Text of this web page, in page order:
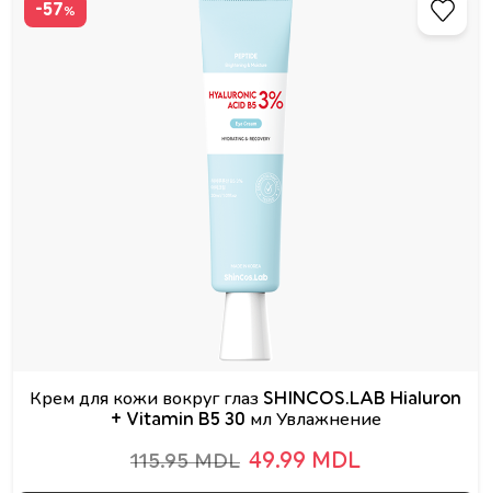
-57%
Крем для кожи вокруг глаз SHINCOS.LAB Hialuron
+ Vitamin B5 30 мл Увлажнение
115.95 MDL 49.99 MDL